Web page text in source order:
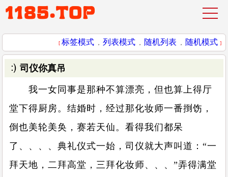
[ 标签模式 ， 列表模式 ， 随机列表 ， 随机模式 ]
司仪你真吊
我一女同事是那种不算漂亮，但也算上得厅
堂下得厨房。结婚时，经过那化妆师一番捯饬，
倒也美轮美奂，赛若天仙。看得我们都呆
了、、、、典礼仪式一始，司仪就大声叫道：“一
拜天地，二拜高堂，三拜化妆师、、、”弄得满堂